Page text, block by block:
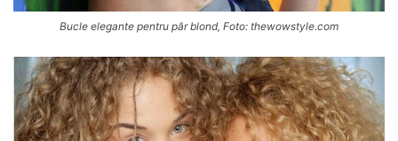
Bucle elegante pentru păr blond, Foto: thewowstyle.com